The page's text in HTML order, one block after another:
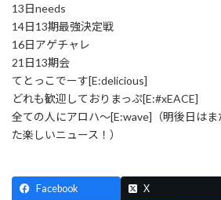
13日needs
14日13期最強決定戦
16日アゲチャレ
21日13期会
てとっこでーす[E:delicious]
どれも歓迎しておりまっぷ[E:#xEACE]
全ての人にアロハ～[E:wave]（明後日は
た楽しいニュース！）
Facebook X